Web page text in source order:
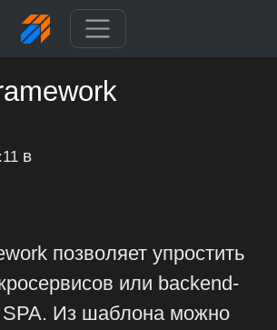
в
позволяет упростить
или backend-
SPA. Из шаблона можно